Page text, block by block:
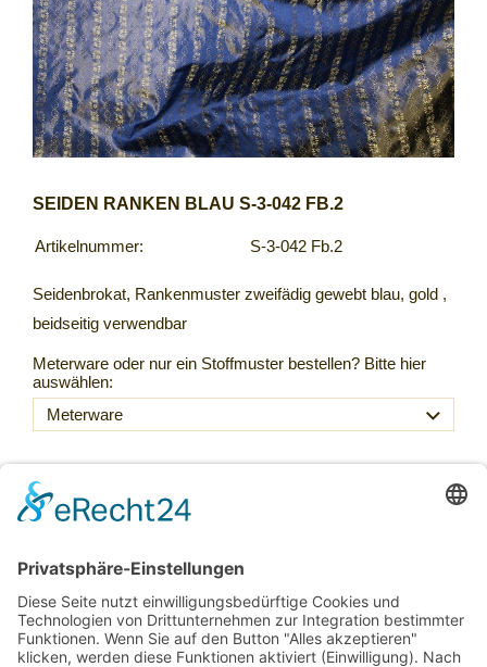
SEIDEN RANKEN BLAU S-3-042 FB.2
Artikelnummer: S-3-042 Fb.2
Seidenbrokat, Rankenmuster zweifädig gewebt blau, gold ,
beidseitig verwendbar
Meterware oder nur ein Stoffmuster bestellen? Bitte hier
auswählen:
105,00 €
Inkl. 20 % USt. zzgl. Versand
Sofort ab Lager
Laufmeter *(105,00 € / lfm):